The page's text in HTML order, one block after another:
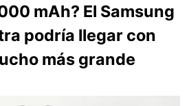
mAh? El Samsung
podría llegar con
más grande